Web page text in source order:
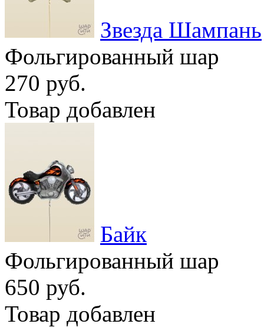
Звезда Шампань
Фольгированный шар
270 руб.
Товар добавлен
Байк
Фольгированный шар
650 руб.
Товар добавлен